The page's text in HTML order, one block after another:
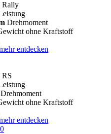
Rally
Drehmoment
ohne Kraftstoff
entdecken
Drehmoment
ohne Kraftstoff
entdecken